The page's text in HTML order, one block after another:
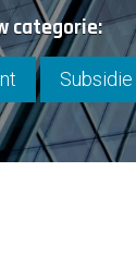
categorie: